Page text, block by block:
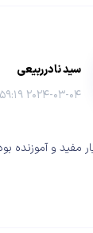
سید نادرربیعی
۲۰۲۴-۰۳-۰۴ ۰۶:۵۹:۱۹
مفید و آموزنده